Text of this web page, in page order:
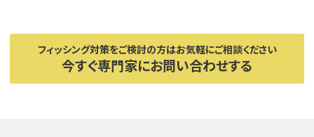
フィッシング対策をご検討の方はお気軽にご相談ください
今すぐ専門家にお問い合わせする